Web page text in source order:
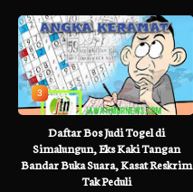
3
Daftar Bos Judi Togel di
Simalungun, Eks Kaki Tangan
Bandar Buka Suara, Kasat Reskrim
Tak Peduli